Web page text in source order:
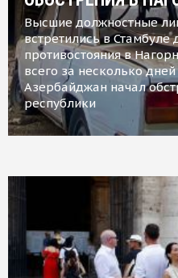
Высшие должностные
встретились в Стамбуле
противостояния в
всего за несколько
Азербайджан начал
республики